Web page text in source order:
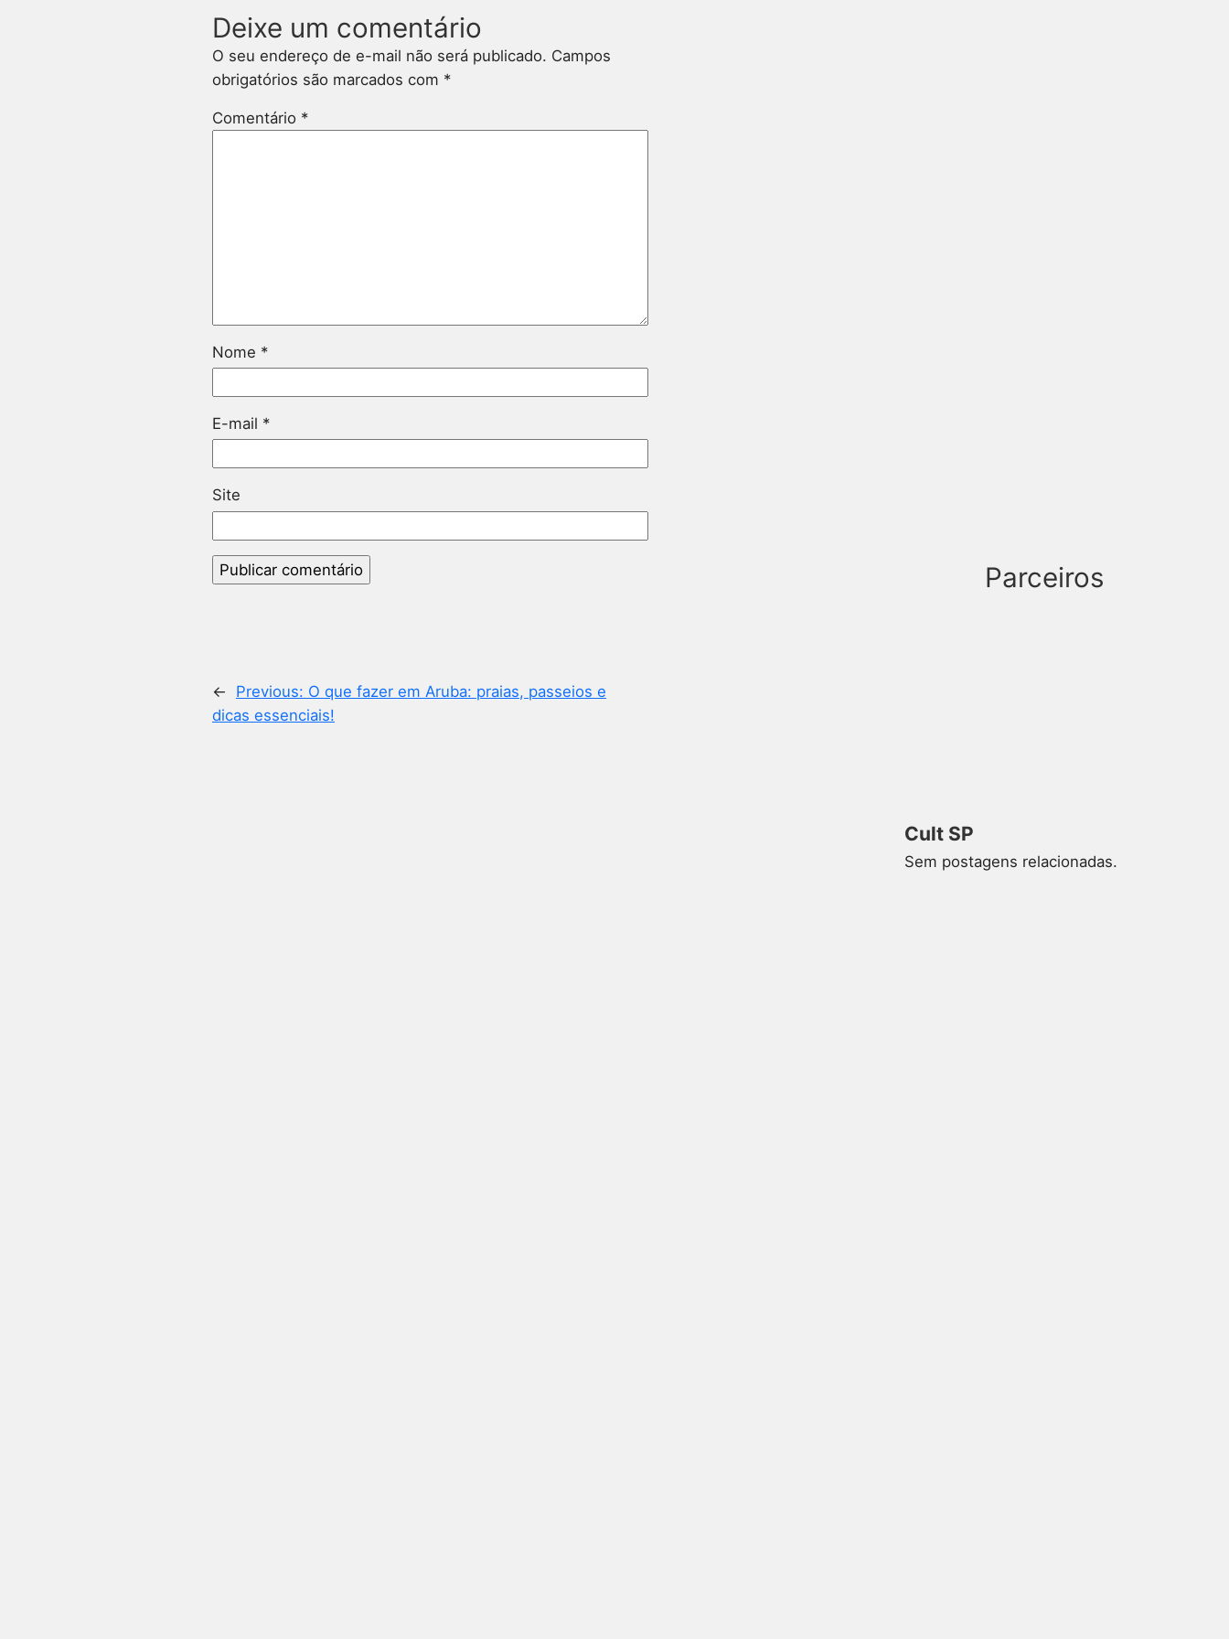
Deixe um comentário
O seu endereço de e-mail não será publicado. Campos
obrigatórios são marcados com *
Comentário *
Nome *
E-mail *
Site
← Previous: O que fazer em Aruba: praias, passeios e
dicas essenciais!
Parceiros
Cult SP
Sem postagens relacionadas.